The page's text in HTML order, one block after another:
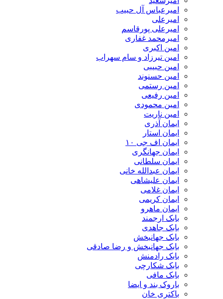
امیرعباس آل حبیب
امیرعلی
امیرعلی پورقاسم
امیرمحمد غفاری
امین اکبری
امین تیرزاد و سام سهراب
امین حبیبی
امین حسنوند
امین رستمی
امین رفیعی
امین محمودی
امین ناریت
ایمان آذری
ایمان استار
ایمان اف جی ۱۰
ایمان جهانگری
ایمان سلطانی
ایمان عبدالله خانی
ایمان علیشاهی
ایمان غلامی
ایمان کریمی
ایمان ماهرو
بابک ارجمند
بابک جاهدی
بابک جهانبخش
بابک جهانبخش و رضا صادقی
بابک رادمنش
بابک شکارچی
بابک مافی
باروک بند و ایضا
باکتری خان